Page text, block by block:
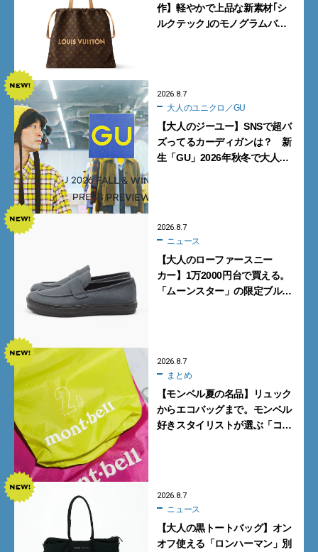
作】軽やかで上品な新素材｢シ
ルクテック｣のモノグラムバッ
2026.8.7
大人のユニクロ／GU
【大人のジーユー】SNSで超バ
ズってるカーディガンは？ 新
生「GU」2026年秋冬で大人メ
2026.8.7
ニュース
【大人のローファースニー
カー】1万2000円台で買える。
「ムーンスター」の限定ブルー
2026.8.7
まとめ
【モンベル夏の名品】リュック
からエコバッグまで。モンベル
好きスタイリストが選ぶ「コス
2026.8.7
ニュース
【大人の黒トートバッグ】オン
オフ使える「ロンハーマン」別